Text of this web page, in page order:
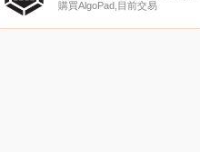
購買AlgoPad,目前交易
交易所是DODO（BSC）。您可